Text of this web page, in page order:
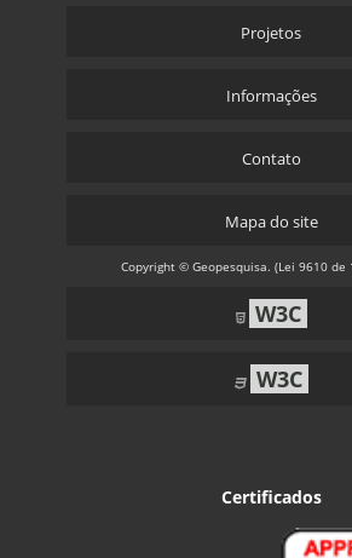
Projetos
Informações
Contato
Mapa do site
Copyright © Geopesquisa. (Lei 9610 de
W3C
W3C
Certificados